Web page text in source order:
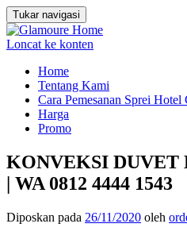
Tukar navigasi
Loncat ke konten
Home
Tentang Kami
Cara Pemesanan Sprei
Harga
Promo
KONVEKSI
| WA 0812 4444 1543
Diposkan pada 26/11/2020 oleh